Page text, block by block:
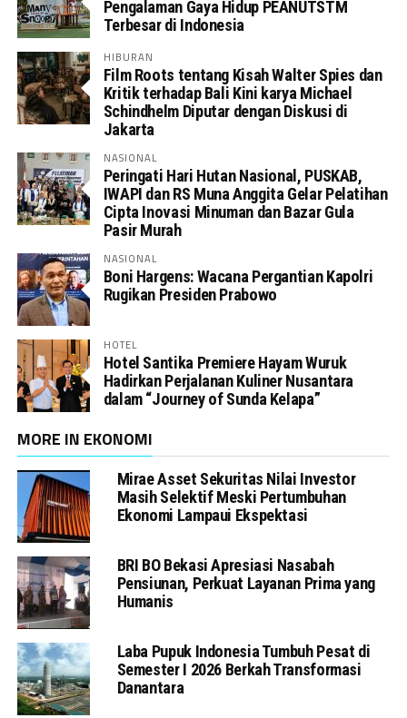
Pengalaman Gaya Hidup PEANUTSTM
Terbesar di Indonesia
HIBURAN
Film Roots tentang Kisah Walter Spies dan
Kritik terhadap Bali Kini karya Michael
Schindhelm Diputar dengan Diskusi di
Jakarta
NASIONAL
Peringati Hari Hutan Nasional, PUSKAB,
IWAPI dan RS Muna Anggita Gelar Pelatihan
Cipta Inovasi Minuman dan Bazar Gula
Pasir Murah
NASIONAL
Boni Hargens: Wacana Pergantian Kapolri
Rugikan Presiden Prabowo
HOTEL
Hotel Santika Premiere Hayam Wuruk
Hadirkan Perjalanan Kuliner Nusantara
dalam “Journey of Sunda Kelapa”
MORE IN EKONOMI
Mirae Asset Sekuritas Nilai Investor
Masih Selektif Meski Pertumbuhan
Ekonomi Lampaui Ekspektasi
BRI BO Bekasi Apresiasi Nasabah
Pensiunan, Perkuat Layanan Prima yang
Humanis
Laba Pupuk Indonesia Tumbuh Pesat di
Semester I 2026 Berkah Transformasi
Danantara